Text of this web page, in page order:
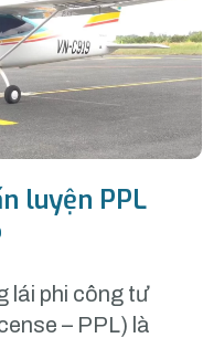
luyện PPL
lái phi công tư
– PPL) là